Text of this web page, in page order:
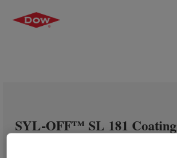
SYL-OFF™ SL 181 Coating